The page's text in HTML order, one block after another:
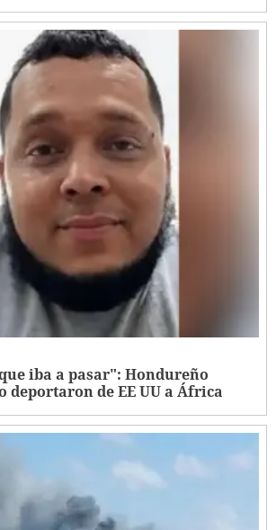
iba a pasar": Hondureño
deportaron de EE UU a África